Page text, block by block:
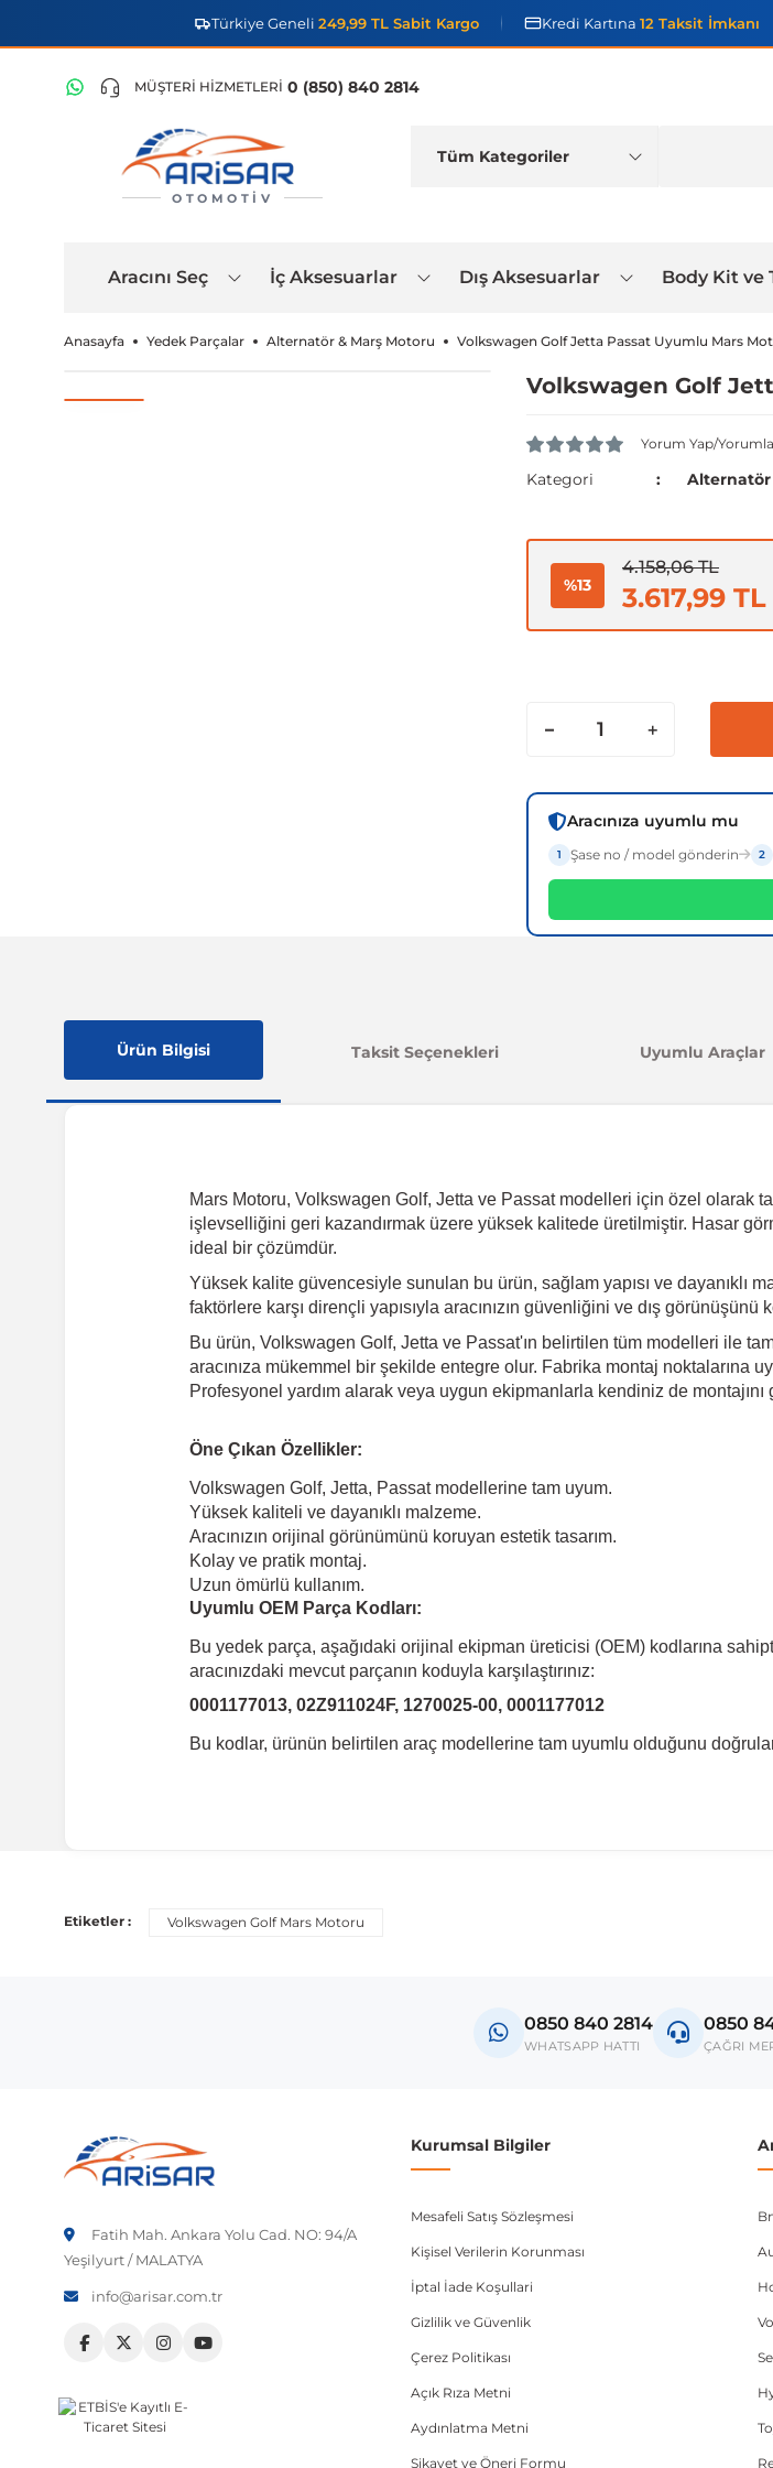
Türkiye Geneli 249,99 TL Sabit Kargo Kredi Kartına 12 Taksit İmkanı
MÜŞTERİ HİZMETLERİ 0 (850) 840 2814
OTOMOTIV
Aracını Seç İç Aksesuarlar Dış Aksesuarlar Body Kit ve
Anasayfa Yedek Parçalar Alternatör & Marş Motoru Volkswagen Golf Jetta Passat Uyumlu Mars
Volkswagen Golf
Yorum Yap/
Kategori Alternatör
%13
4.158,06 TL
3.617,99 TL
Aracınıza uyumlu mu
1 Şase no / model gönderin 2
Ürün Bilgisi Taksit Seçenekleri Uyumlu Araçlar
Mars Motoru, Volkswagen Golf, Jetta ve Passat modelleri için özel olarak
işlevselliğini geri kazandırmak üzere yüksek kalitede üretilmiştir. Hasar
ideal bir çözümdür.
Yüksek kalite güvencesiyle sunulan bu ürün, sağlam yapısı ve dayanıklı
faktörlere karşı dirençli yapısıyla aracınızın güvenliğini ve dış görünüşünü
Bu ürün, Volkswagen Golf, Jetta ve Passat'ın belirtilen tüm modelleri ile
aracınıza mükemmel bir şekilde entegre olur. Fabrika montaj noktalarına
Profesyonel yardım alarak veya uygun ekipmanlarla kendiniz de
Öne Çıkan Özellikler:
Volkswagen Golf, Jetta, Passat modellerine tam uyum.
Yüksek kaliteli ve dayanıklı malzeme.
Aracınızın orijinal görünümünü koruyan estetik tasarım.
Kolay ve pratik montaj.
Uzun ömürlü kullanım.
Uyumlu OEM Parça Kodları:
Bu yedek parça, aşağıdaki orijinal ekipman üreticisi (OEM) kodlarına
aracınızdaki mevcut parçanın koduyla karşılaştırınız:
0001177013, 02Z911024F, 1270025-00, 0001177012
Bu kodlar, ürünün belirtilen araç modellerine tam uyumlu olduğunu
Jetta IV
Not:
etmeniz önerilir.
Etiketler : Volkswagen Golf Mars Motoru
0850 840 2814
WHATSAPP HATTI
0850
ÇAĞRI
Fatih Mah. Ankara Yolu Cad. NO: 94/A
Yeşilyurt / MALATYA
info@arisar.com.tr
Kurumsal Bilgiler
Mesafeli Satış Sözleşmesi
Kişisel Verilerin Korunması
İptal İade Koşullari
Gizlilik ve Güvenlik
Çerez Politikası
Açık Rıza Metni
Aydınlatma Metni
Şikayet ve Öneri Formu